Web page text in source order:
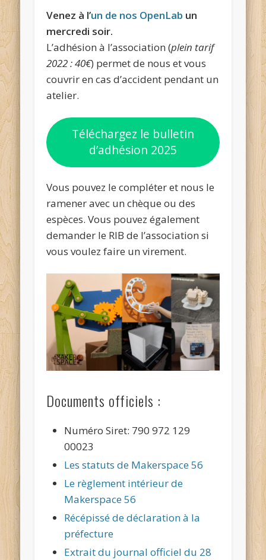
Venez à l’un de nos OpenLab un
mercredi soir.
L’adhésion à l’association (plein tarif
2022 : 40€) permet de nous et vous
couvrir en cas d’accident pendant un
atelier.
Téléchargez le bulletin
d’adhésion 2025
Vous pouvez le compléter et nous le
ramener avec un chèque ou des
espèces. Vous pouvez également
demander le RIB de l’association si
vous voulez faire un virement.
Documents officiels :
Numéro Siret: 790 972 129
00023
Les statuts de Makerspace 56
Le règlement intérieur de
Makerspace 56
Récépissé de déclaration à la
préfecture
Extrait du journal officiel du 28